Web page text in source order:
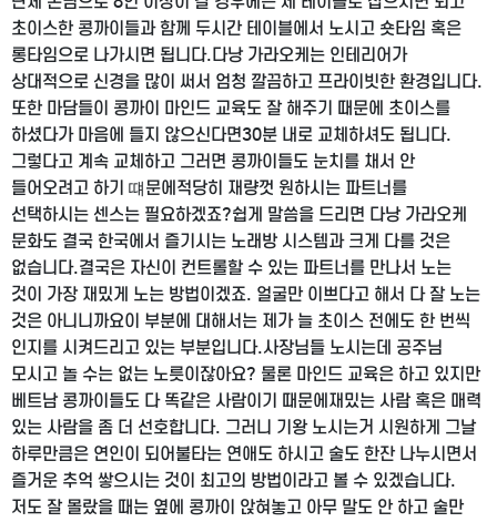
초이스한 콩까이들과 함께 두시간 테이블에서 노시고 숏타임 혹은
롱타임으로 나가시면 됩니다. 다낭 가라오케는 인테리어가
상대적으로 신경을 많이 써서 엄청 깔끔하고 프라이빗한 환경입니다.
또한 마담들이 콩까이 마인드 교육도 잘 해주기 때문에 초이스를
하셨다가 마음에 들지 않으신다면30분 내로 교체하셔도 됩니다.
그렇다고 계속 교체하고 그러면 콩까이들도 눈치를 채서 안
들어오려고 하기 떄문에 적당히 재량껏 원하시는 파트너를
선택하시는 센스는 필요하겠죠?쉽게 말씀을 드리면 다낭 가라오케
문화도 결국 한국에서 즐기시는 노래방 시스템과 크게 다를 것은
없습니다.결국은 자신이 컨트롤할 수 있는 파트너를 만나서 노는
것이 가장 재밌게 노는 방법이겠죠. 얼굴만 이쁘다고 해서 다 잘 노는
것은 아니니까요이 부분에 대해서는 제가 늘 초이스 전에도 한 번씩
인지를 시켜드리고 있는 부분입니다.사장님들 노시는데 공주님
모시고 놀 수는 없는 노릇이잖아요? 물론 마인드 교육은 하고 있지만
베트남 콩까이들도 다 똑같은 사람이기 때문에 재밌는 사람 혹은 매력
있는 사람을 좀 더 선호합니다. 그러니 기왕 노시는거 시원하게 그날
하루만큼은 연인이 되어 불타는 연애도 하시고 술도 한잔 나누시면서
즐거운 추억 쌓으시는 것이 최고의 방법이라고 볼 수 있겠습니다.
저도 잘 몰랐을 때는 옆에 콩까이 앉혀놓고 아무 말도 안 하고 술만